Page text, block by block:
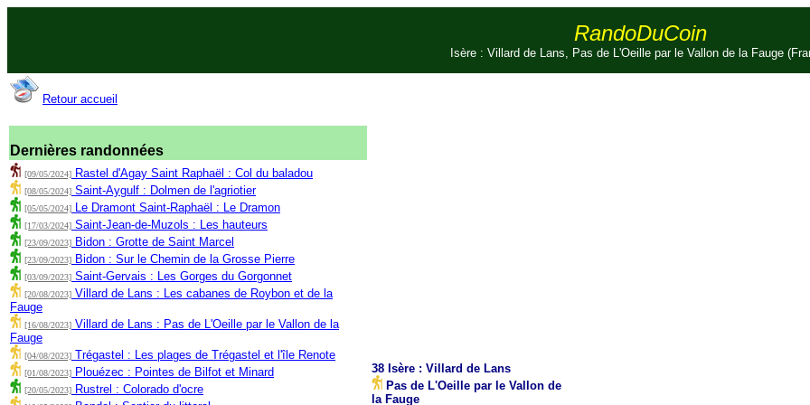
RandoDuCoin
Isère : Villard de Lans, Pas de L'Oeille par le Vallon de la Fauge
Retour accueil
Dernières randonnées
[09/05/2024] Rastel d'Agay Saint Raphaël : Col du baladou
[08/05/2024] Saint-Aygulf : Dolmen de l'agriotier
[05/05/2024] Le Dramont Saint-Raphaël : Le Dramon
[17/03/2024] Saint-Jean-de-Muzols : Les hauteurs
[23/09/2023] Bidon : Grotte de Saint Marcel
[23/09/2023] Bidon : Sur le Chemin de la Grosse Pierre
[03/09/2023] Saint-Gervais : Les Gorges du Gorgonnet
[20/08/2023] Villard de Lans : Les cabanes de Roybon et de la
Fauge
[16/08/2023] Villard de Lans : Pas de L'Oeille par le Vallon de la
Fauge
[04/08/2023] Trégastel : Les plages de Trégastel et l'île Renote
[01/08/2023] Plouézec : Pointes de Bilfot et Minard
[20/05/2023] Rustrel : Colorado d'ocre
38 Isère : Villard de Lans
Pas de L'Oeille par le Vallon de
la Fauge